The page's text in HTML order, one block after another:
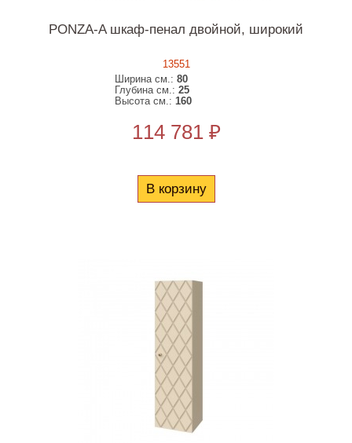
PONZA-A шкаф-пенал двойной, широкий
13551
Ширина см.:80
Глубина см.:25
Высота см.:160
114 781 ₽
В корзину